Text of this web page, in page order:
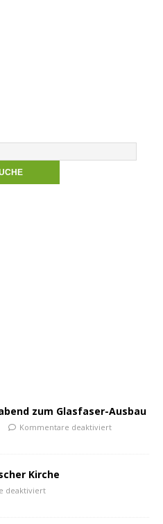
zum Glasfaser-Ausbau
Kommentare deaktiviert
Kirche
deaktiviert